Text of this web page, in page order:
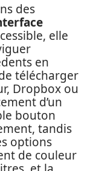
des
elle
en
télécharger
Dropbox ou
d’un
bouton
tandis
options
de couleur